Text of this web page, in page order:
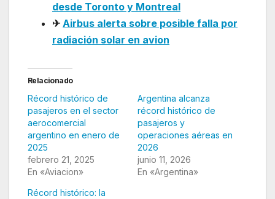
desde Toronto y Montreal
✈ Airbus alerta sobre posible falla por
radiación solar en avion
Relacionado
Récord histórico de
pasajeros en el sector
aerocomercial
argentino en enero de
2025
febrero 21, 2025
En «Aviacion»
Argentina alcanza
récord histórico de
pasajeros y
operaciones aéreas en
2026
junio 11, 2026
En «Argentina»
Récord histórico: la